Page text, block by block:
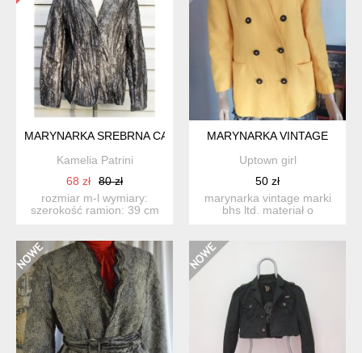
MARYNARKA SREBRNA CANDA
Kamelia Patrini
68 zł
80 zł
rozmiar m-l wymiary:
szerokość ramion: 39 cm
MARYNARKA VINTAGE
Uptown girl
50 zł
marynarka vintage marki
bhs ltd. materiał o